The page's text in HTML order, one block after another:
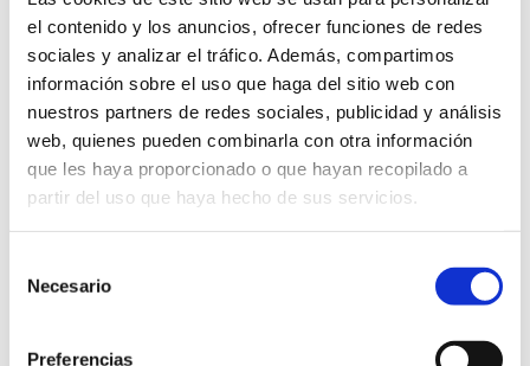
el contenido y los anuncios, ofrecer funciones de redes
sociales y analizar el tráfico. Además, compartimos
información sobre el uso que haga del sitio web con
nuestros partners de redes sociales, publicidad y análisis
web, quienes pueden combinarla con otra información
que les haya proporcionado o que hayan recopilado a
partir del uso que haya hecho de sus servicios.
Necesario
Preferencias
GLOSSARY
WHAT IS USER GENERATED CONTENT?
Escrito el27 de Augustporadmin
You will find here an explanation on the User Generated
advantages of encouraging this interaction with users.